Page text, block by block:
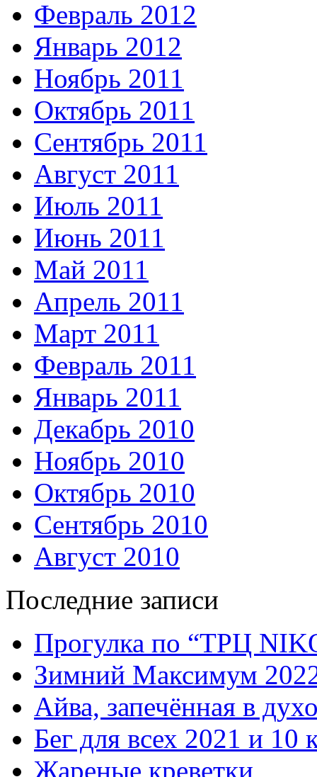
Февраль 2012
Январь 2012
Ноябрь 2011
Октябрь 2011
Сентябрь 2011
Август 2011
Июль 2011
Июнь 2011
Май 2011
Апрель 2011
Март 2011
Февраль 2011
Январь 2011
Декабрь 2010
Ноябрь 2010
Октябрь 2010
Сентябрь 2010
Август 2010
Последние записи
Прогулка по “ТРЦ
Зимний Максимум
Айва, запечённая в
Бег для всех 2021 и 10
Жареные креветки